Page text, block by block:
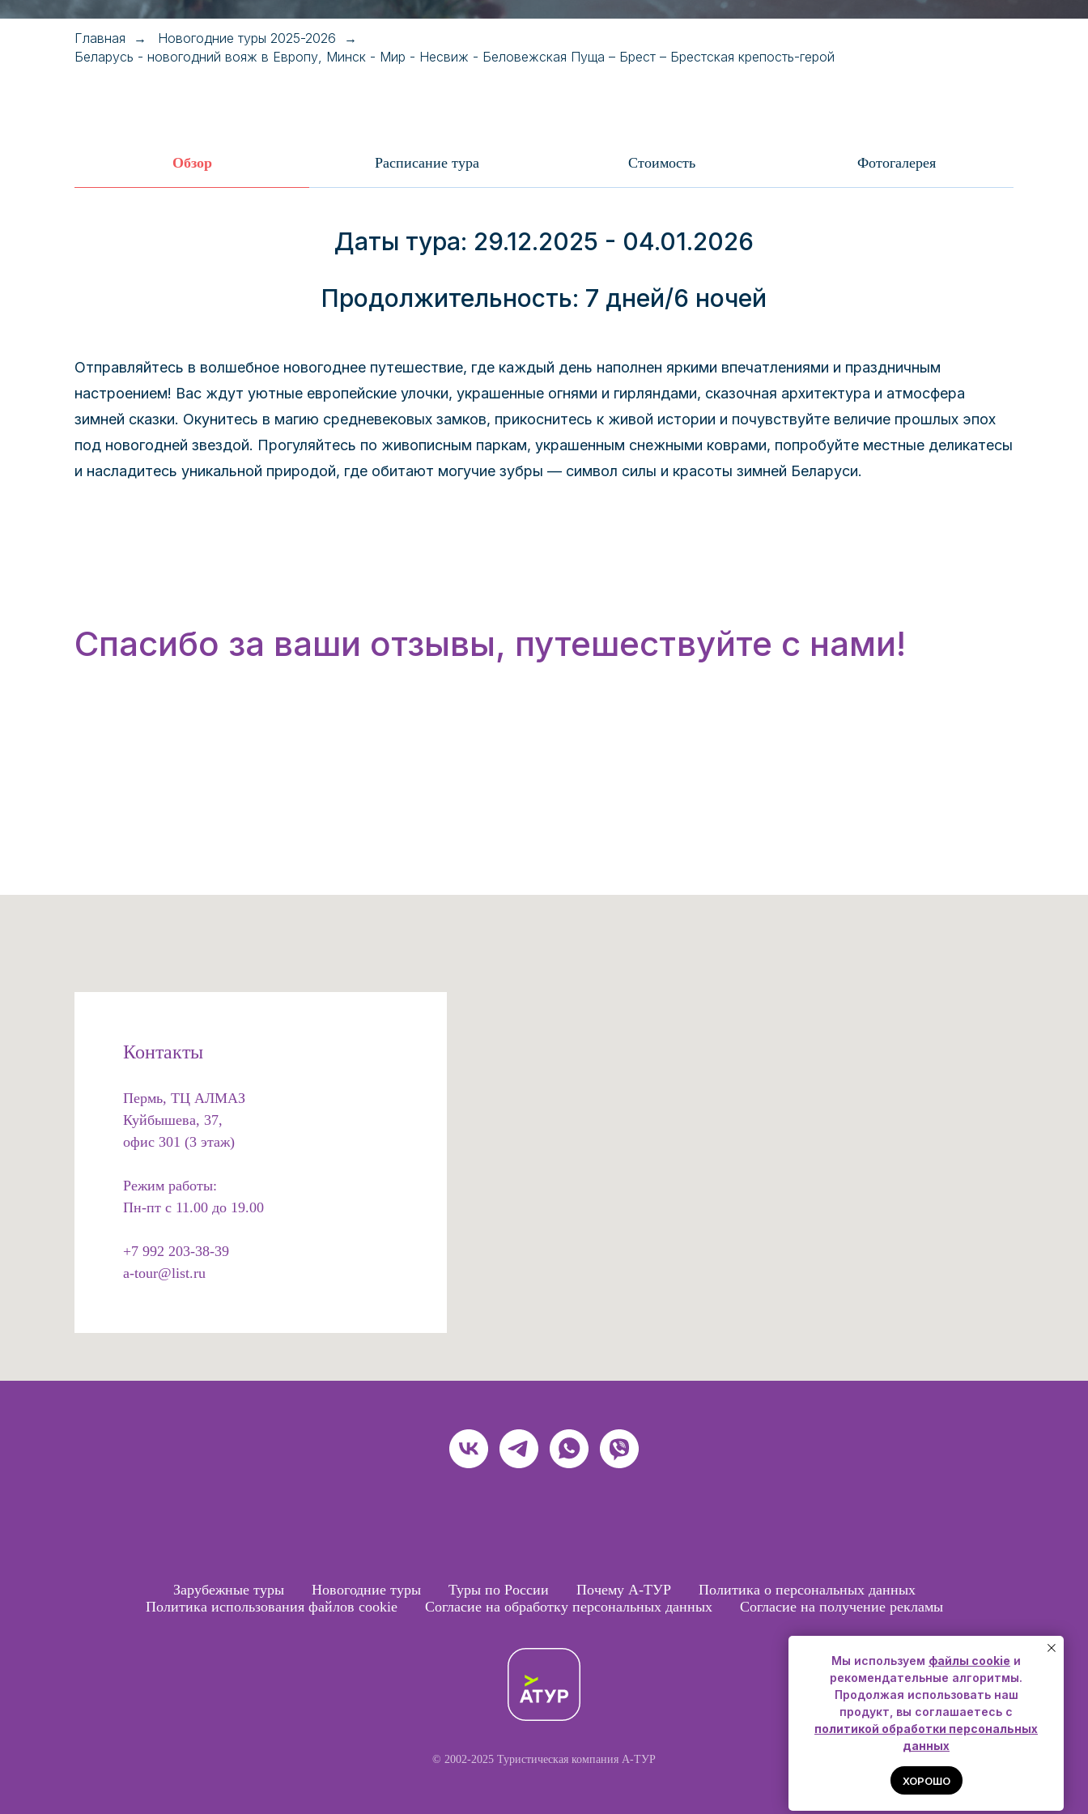
Мы используем файлы cookie и
рекомендательные алгоритмы.
Продолжая использовать наш
продукт, вы соглашаетесь с
политикой обработки персональных
данных
ХОРОШО
Главная → Новогодние туры 2025-2026 →
Беларусь - новогодний вояж в Европу, Минск - Мир - Несвиж - Беловежская Пуща – Брест – Брестская крепость-герой
Обзор Расписание тура Стоимость Фотогалерея
Даты тура: 29.12.2025 - 04.01.2026
Продолжительность: 7 дней/6 ночей
Отправляйтесь в волшебное новогоднее путешествие, где каждый день наполнен яркими впечатлениями и праздничным
настроением! Вас ждут уютные европейские улочки, украшенные огнями и гирляндами, сказочная архитектура и атмосфера
зимней сказки. Окунитесь в магию средневековых замков, прикоснитесь к живой истории и почувствуйте величие прошлых эпох
под новогодней звездой. Прогуляйтесь по живописным паркам, украшенным снежными коврами, попробуйте местные деликатесы
и насладитесь уникальной природой, где обитают могучие зубры — символ силы и красоты зимней Беларуси.
Спасибо за ваши отзывы, путешествуйте с нами!
Контакты
Пермь, ТЦ АЛМАЗ
Куйбышева, 37,
офис 301 (3 этаж)
Режим работы:
Пн-пт с 11.00 до 19.00
+7 992 203-38-39
a-tour@list.ru
Зарубежные туры Новогодние туры Туры по России Почему А-ТУР
Политика о персональных данных
Политика использования файлов cookie
Согласие на обработку персональных данных Согласие на получение рекламы
© 2002-2025 Туристическая компания А-ТУР